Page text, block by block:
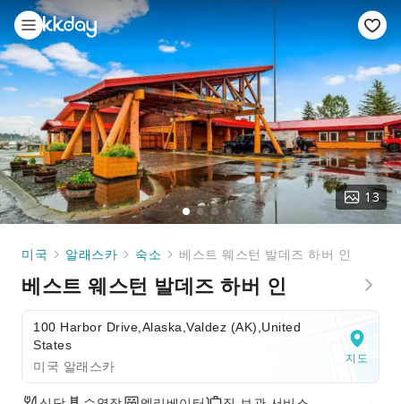
13
미국 알래스카 숙소 베스트 웨스턴 발데즈 하버 인
베스트 웨스턴 발데즈 하버 인
100 Harbor Drive,Alaska,Valdez (AK),United
States
미국 알래스카
지도